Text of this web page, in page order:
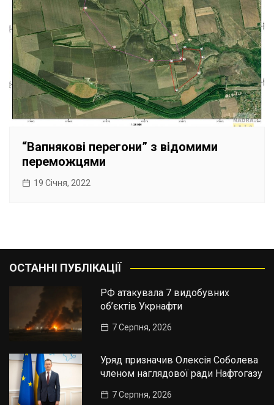
“Вапнякові перегони” з відомими
переможцями
19 Січня, 2022
ОСТАННІ ПУБЛІКАЦІЇ
РФ атакувала 7 видобувних
об’єктів Укрнафти
7 Серпня, 2026
Уряд призначив Олексія Соболева
членом наглядової ради Нафтогазу
7 Серпня, 2026